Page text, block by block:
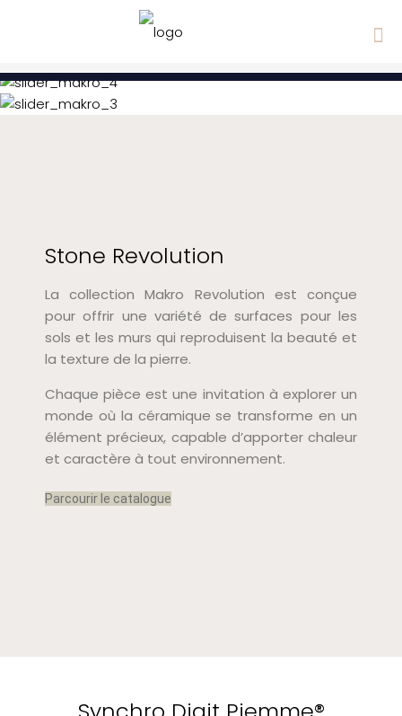
Stone Revolution
La collection Makro Revolution est conçue
pour offrir une variété de surfaces pour les
sols et les murs qui reproduisent la beauté et
la texture de la pierre.
Chaque pièce est une invitation à explorer un
monde où la céramique se transforme en un
élément précieux, capable d’apporter chaleur
et caractère à tout environnement.
Parcourir le catalogue